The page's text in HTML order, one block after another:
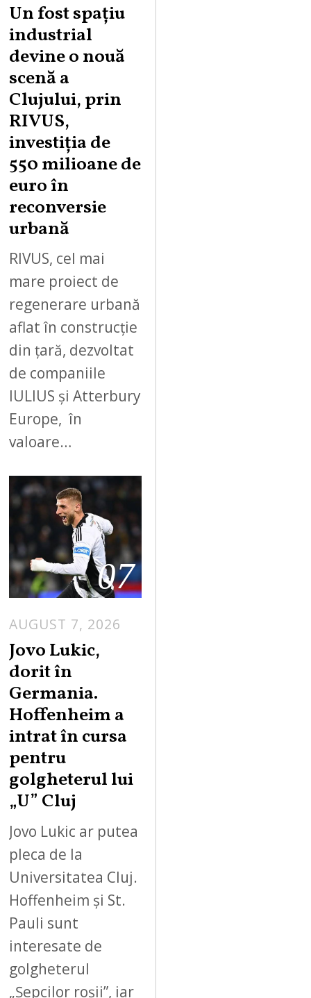
Un fost spațiu
industrial
devine o nouă
scenă a
Clujului, prin
RIVUS,
investiția de
550 milioane de
euro în
reconversie
urbană
RIVUS, cel mai
mare proiect de
regenerare urbană
aflat în construcție
din țară, dezvoltat
de companiile
IULIUS și Atterbury
Europe, în
valoare…
07
AUGUST 7, 2026
Jovo Lukic,
dorit în
Germania.
Hoffenheim a
intrat în cursa
pentru
golgheterul lui
„U” Cluj
Jovo Lukic ar putea
pleca de la
Universitatea Cluj.
Hoffenheim și St.
Pauli sunt
interesate de
golgheterul
„Șepcilor roșii”, iar